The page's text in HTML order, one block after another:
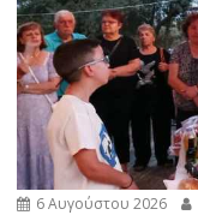
6 Αυγούστου 2026